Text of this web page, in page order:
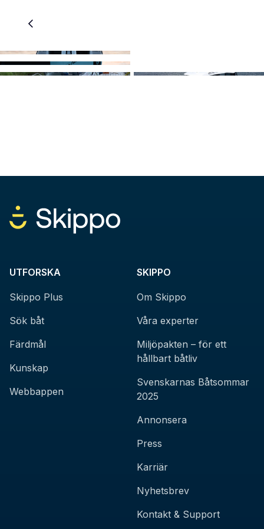
UTFORSKA
Skippo Plus
Sök båt
Färdmål
Kunskap
Webbappen
SKIPPO
Om Skippo
Våra experter
Miljöpakten – för ett
hållbart båtliv
Svenskarnas Båtsommar
2025
Annonsera
Press
Karriär
Nyhetsbrev
Kontakt & Support